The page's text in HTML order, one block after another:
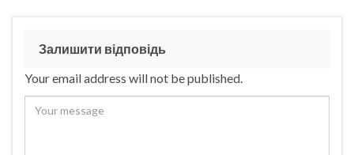
Залишити відповідь
Your email address will not be published.